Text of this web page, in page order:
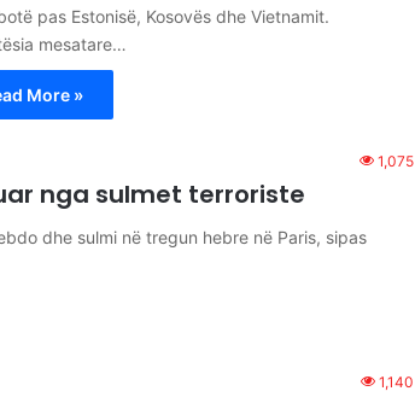
pas Estonisë, Kosovës dhe Vietnamit.
mesatare…
More »
1,075
nga sulmet terroriste
dhe sulmi në tregun hebre në Paris, sipas
1,140